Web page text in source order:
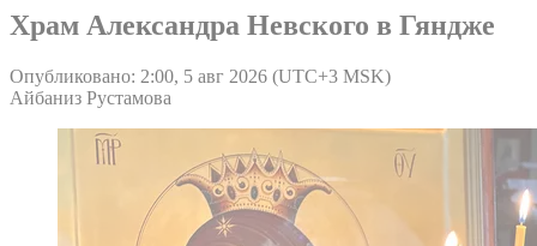
Храм Александра Невского в Гяндже
Опубликовано: 2:00, 5 авг 2026 (UTC+3 MSK)
Айбаниз Рустамова